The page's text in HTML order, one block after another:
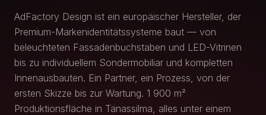
AdFactory Design ist ein europäischer Hersteller, der
Premium-Markenidentitätssysteme baut — von
beleuchteten Fassadenbuchstaben und LED-Vitrinen
bis zu individuellem Sondermobiliar und kompletten
Innenausbauten. Ein Partner, ein Prozess, von der
ersten Skizze bis zur Wartung. 1 900 m²
Produktionsfläche in Tänassilma, alles unter einem